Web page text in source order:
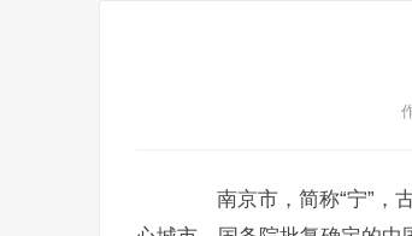
南京市，简称“宁”，古